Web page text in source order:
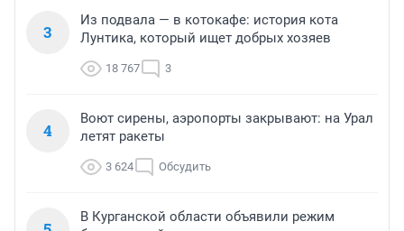
3
Из подвала — в котокафе: история кота
Лунтика, который ищет добрых хозяев
18 767 3
4
Воют сирены, аэропорты закрывают: на Урал
летят ракеты
3 624 Обсудить
В Курганской области объявили режим